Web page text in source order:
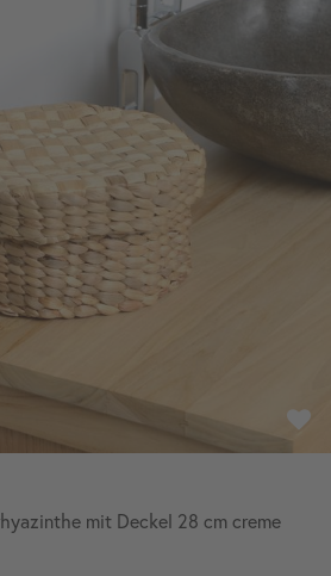
mit Deckel 28 cm creme